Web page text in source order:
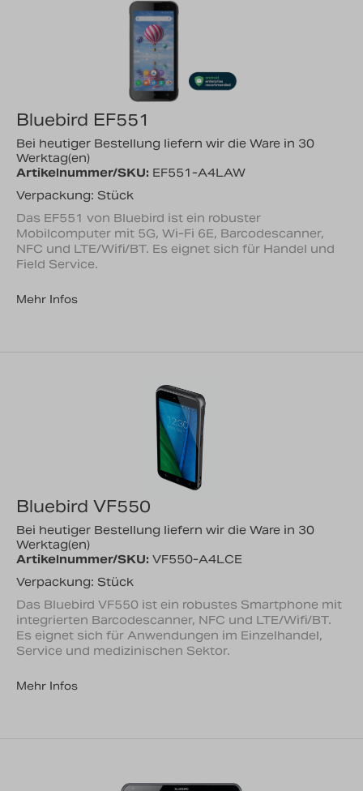
Bluebird EF551
Bei heutiger Bestellung liefern wir die Ware in 30
Werktag(en)
Artikelnummer/SKU: EF551-A4LAW
Verpackung: Stück
Das EF551 von Bluebird ist ein robuster
Mobilcomputer mit 5G, Wi-Fi 6E, Barcodescanner,
NFC und LTE/Wifi/BT. Es eignet sich für Handel und
Field Service.
Mehr Infos
Bluebird VF550
Bei heutiger Bestellung liefern wir die Ware in 30
Werktag(en)
Artikelnummer/SKU: VF550-A4LCE
Verpackung: Stück
Das Bluebird VF550 ist ein robustes Smartphone mit
integrierten Barcodescanner, NFC und LTE/Wifi/BT.
Es eignet sich für Anwendungen im Einzelhandel,
Service und medizinischen Sektor.
Mehr Infos